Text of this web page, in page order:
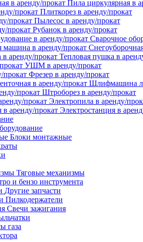
Пила циркулярная в
Плиткорез в аренду/прокат
Пылесос в аренду/прокат
Рубанок в аренду/прокат
Сварочное
Тепловая пушка в
УШМ в аренду/прокат
Фрезер в аренду/прокат
Шлифмашина
Штроборез в аренду/прокат
Электропила в аренду/
Электростанция в
Блоки монтажные
Тяговые механизмы
и бензо инструмента
Другие запчасти
Пилкодержатели
Свечи зажигания
газа